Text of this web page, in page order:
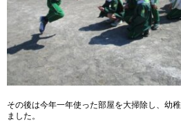
その後は今年一年使った部屋を大掃除し、幼
ました。